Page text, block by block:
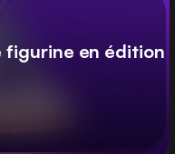
figurine en édition